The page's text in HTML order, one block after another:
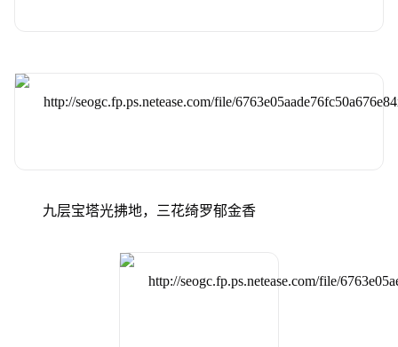
九层宝塔光拂地，三花绮罗郁金香